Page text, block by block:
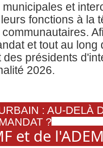
et
fonctions à la
et tout au
présidents
2026.
: AU-DELÀ
?
et de